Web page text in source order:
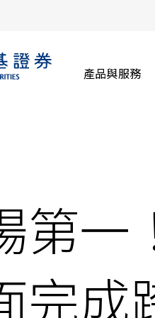
產品與服務
第一
完成